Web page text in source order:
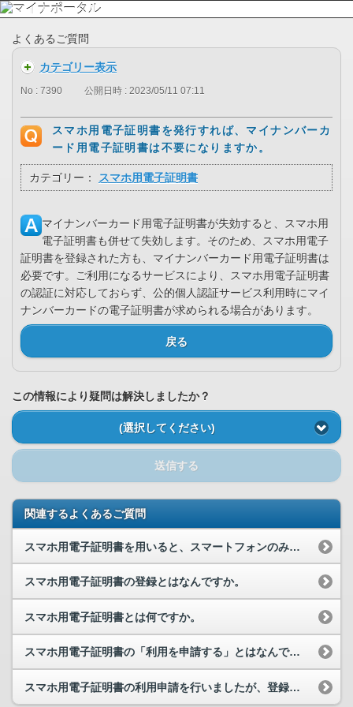
よくあるご質問
カテゴリー表示
No : 7390 公開日時 : 2023/05/11 07:11
スマホ用電子証明書を発行すれば、マイナンバーカ
ード用電子証明書は不要になりますか。
カテゴリー： スマホ用電子証明書
マイナンバーカード用電子証明書が失効すると、スマホ用
電子証明書も併せて失効します。そのため、スマホ用電子
証明書を登録された方も、マイナンバーカード用電子証明書は
必要です。ご利用になるサービスにより、スマホ用電子証明書
の認証に対応しておらず、公的個人認証サービス利用時にマイ
ナンバーカードの電子証明書が求められる場合があります。
戻る
この情報により疑問は解決しましたか？
(選択してください)
送信する
関連するよくあるご質問
スマホ用電子証明書を用いると、スマートフォンのみでマイナポータルにログインできると聞きましたが...
スマホ用電子証明書の登録とはなんですか。
スマホ用電子証明書とは何ですか。
スマホ用電子証明書の「利用を申請する」とはなんですか。
スマホ用電子証明書の利用申請を行いましたが、登録はいつから可能ですか。